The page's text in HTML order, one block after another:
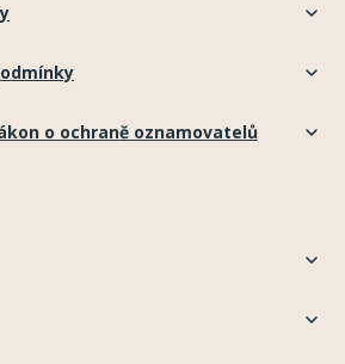
o ochraně oznamovatelů